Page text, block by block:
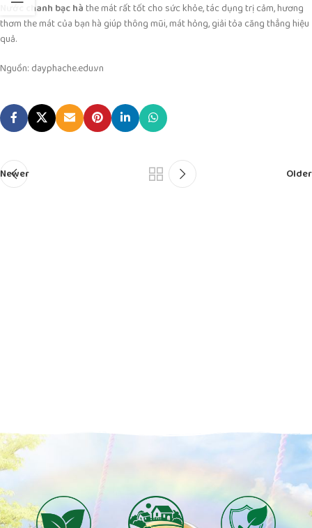
Nước chanh bạc hàthe mát rất tốt cho sức khỏe, tác dụng trị cảm, hương
thơm the mát của bạn hà giúp thông mũi, mát hỏng, giải tỏa căng thẳng hiệu
quả.
Nguồn: dayphache.edu.vn
Newer Older